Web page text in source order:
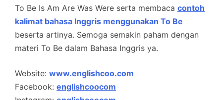
To Be Is Am Are Was Were serta membaca contoh
kalimat bahasa Inggris menggunakan To Be
beserta artinya. Semoga semakin paham dengan
materi To Be dalam Bahasa Inggris ya.
Website: www.englishcoo.com
Facebook: englishcoocom